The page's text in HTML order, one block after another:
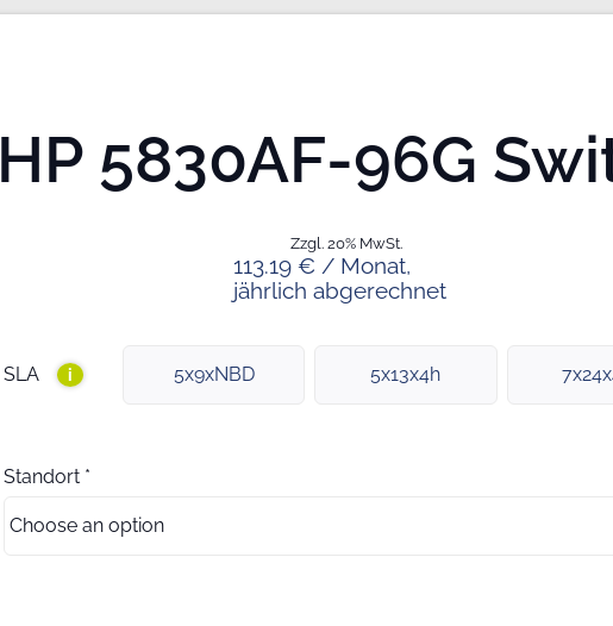
HP 5830AF-96G
113.19 € / Monat,
jährlich abgerechnet
Zzgl. 20% MwSt.
SLA i 5x9xNBD 5x13x4h
Standort *